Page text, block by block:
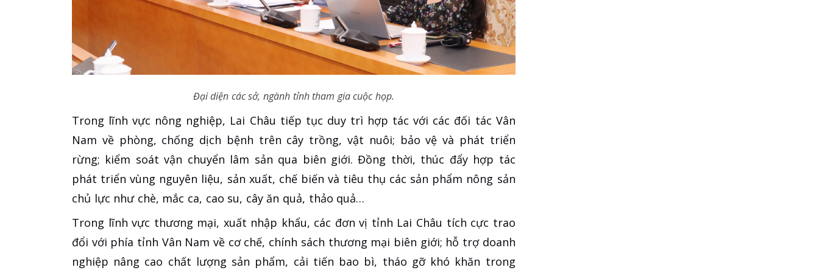
Đại diện các sở, ngành tỉnh tham gia cuộc họp.
Trong lĩnh vực nông nghiệp, Lai Châu tiếp tục duy trì hợp tác với các đối tác Vân
Nam về phòng, chống dịch bệnh trên cây trồng, vật nuôi; bảo vệ và phát triển
rừng; kiểm soát vận chuyển lâm sản qua biên giới. Đồng thời, thúc đẩy hợp tác
phát triển vùng nguyên liệu, sản xuất, chế biến và tiêu thụ các sản phẩm nông sản
chủ lực như chè, mắc ca, cao su, cây ăn quả, thảo quả…
Trong lĩnh vực thương mại, xuất nhập khẩu, các đơn vị tỉnh Lai Châu tích cực trao
đổi với phía tỉnh Vân Nam về cơ chế, chính sách thương mại biên giới; hỗ trợ doanh
nghiệp nâng cao chất lượng sản phẩm, cải tiến bao bì, tháo gỡ khó khăn trong